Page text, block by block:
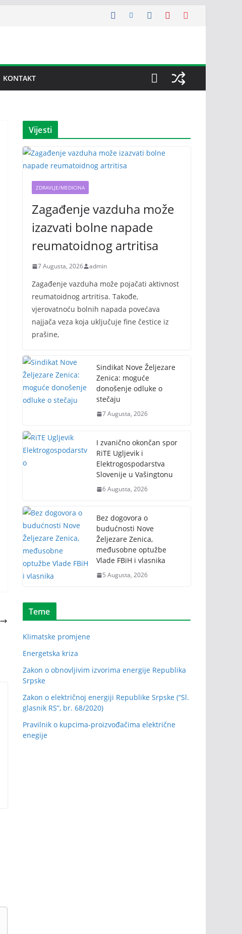
KONTAKT
Vijesti
ZDRAVLJE/MEDICINA
Zagađenje vazduha može
izazvati bolne napade
reumatoidnog artritisa
7 Augusta, 2026 admin
Zagađenje vazduha može pojačati aktivnost
reumatoidnog artritisa. Takođe,
vjerovatnoću bolnih napada povećava
najjača veza koja uključuje fine čestice iz
prašine,
Sindikat Nove Željezare
Zenica: moguće
donošenje odluke o
stečaju
7 Augusta, 2026
I zvanično okončan spor
RiTE Ugljevik i
Elektrogospodarstva
Slovenije u Vašingtonu
6 Augusta, 2026
Bez dogovora o
budućnosti Nove
Željezare Zenica,
međusobne optužbe
Vlade FBiH i vlasnika
5 Augusta, 2026
Teme
Klimatske promjene
Energetska kriza
Zakon o obnovljivim izvorima energije Republika
Srpske
Zakon o električnoj energiji Republike Srpske (“Sl.
glasnik RS”, br. 68/2020)
Pravilnik o kupcima-proizvođačima električne
enegije